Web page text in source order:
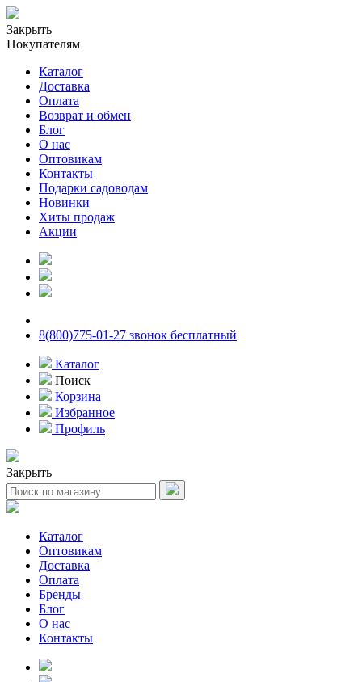
Закрыть
Покупателям
Каталог
Доставка
Оплата
Возврат и обмен
Блог
О нас
Оптовикам
Контакты
Подарки садоводам
Новинки
Хиты продаж
Акции
8(800)775-01-27 звонок бесплатный
Каталог
Поиск
Корзина
Избранное
Профиль
Закрыть
Каталог
Оптовикам
Доставка
Оплата
Бренды
Блог
О нас
Контакты